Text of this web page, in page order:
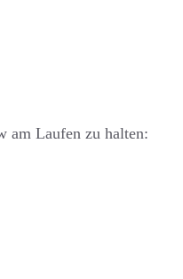
am Laufen zu halten: